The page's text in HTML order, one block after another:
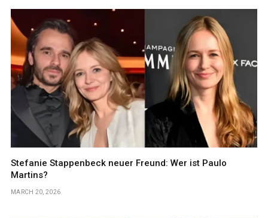
Stefanie Stappenbeck neuer Freund: Wer ist Paulo
Martins?
MARCH 20, 2026